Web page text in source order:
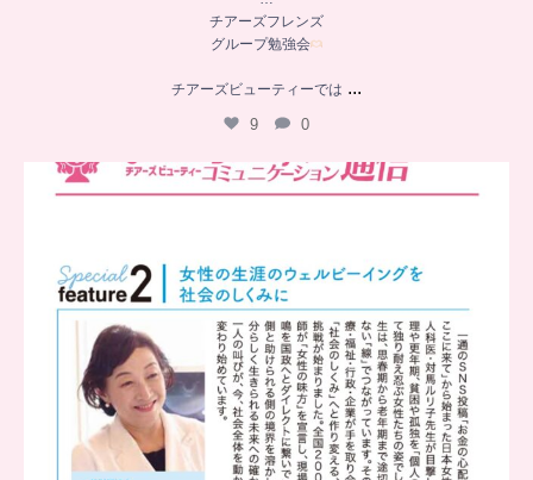
チアーズフレンズ
グループ勉強会
チアーズビューティーでは ...
9 0
..
8